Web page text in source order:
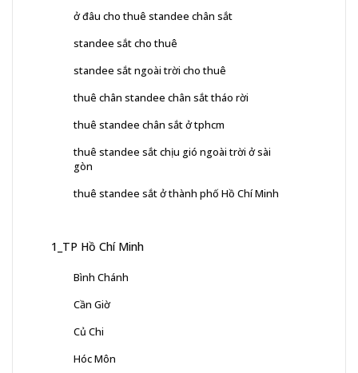
ở đâu cho thuê standee chân sắt
standee sắt cho thuê
standee sắt ngoài trời cho thuê
thuê chân standee chân sắt tháo rời
thuê standee chân sắt ở tphcm
thuê standee sắt chịu gió ngoài trời ở sài
gòn
thuê standee sắt ở thành phố Hồ Chí Minh
1_TP Hồ Chí Minh
Bình Chánh
Cần Giờ
Củ Chi
Hóc Môn